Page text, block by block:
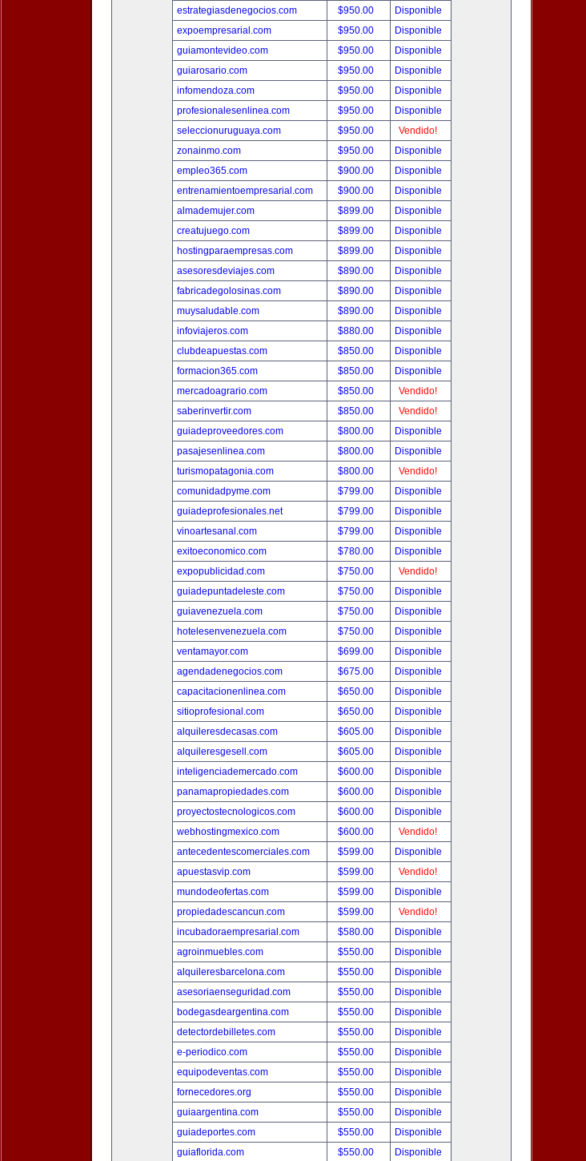
estrategiasdenegocios.com
$950.00
Disponible
expoempresarial.com
$950.00
Disponible
guiamontevideo.com
$950.00
Disponible
guiarosario.com
$950.00
Disponible
infomendoza.com
$950.00
Disponible
profesionalesenlinea.com
$950.00
Disponible
seleccionuruguaya.com
$950.00
Vendido!
zonainmo.com
$950.00
Disponible
empleo365.com
$900.00
Disponible
entrenamientoempresarial.com
$900.00
Disponible
almademujer.com
$899.00
Disponible
creatujuego.com
$899.00
Disponible
hostingparaempresas.com
$899.00
Disponible
asesoresdeviajes.com
$890.00
Disponible
fabricadegolosinas.com
$890.00
Disponible
muysaludable.com
$890.00
Disponible
infoviajeros.com
$880.00
Disponible
clubdeapuestas.com
$850.00
Disponible
formacion365.com
$850.00
Disponible
mercadoagrario.com
$850.00
Vendido!
saberinvertir.com
$850.00
Vendido!
guiadeproveedores.com
$800.00
Disponible
pasajesenlinea.com
$800.00
Disponible
turismopatagonia.com
$800.00
Vendido!
comunidadpyme.com
$799.00
Disponible
guiadeprofesionales.net
$799.00
Disponible
vinoartesanal.com
$799.00
Disponible
exitoeconomico.com
$780.00
Disponible
expopublicidad.com
$750.00
Vendido!
guiadepuntadeleste.com
$750.00
Disponible
guiavenezuela.com
$750.00
Disponible
hotelesenvenezuela.com
$750.00
Disponible
ventamayor.com
$699.00
Disponible
agendadenegocios.com
$675.00
Disponible
capacitacionenlinea.com
$650.00
Disponible
sitioprofesional.com
$650.00
Disponible
alquileresdecasas.com
$605.00
Disponible
alquileresgesell.com
$605.00
Disponible
inteligenciademercado.com
$600.00
Disponible
panamapropiedades.com
$600.00
Disponible
proyectostecnologicos.com
$600.00
Disponible
webhostingmexico.com
$600.00
Vendido!
antecedentescomerciales.com
$599.00
Disponible
apuestasvip.com
$599.00
Vendido!
mundodeofertas.com
$599.00
Disponible
propiedadescancun.com
$599.00
Vendido!
incubadoraempresarial.com
$580.00
Disponible
agroinmuebles.com
$550.00
Disponible
alquileresbarcelona.com
$550.00
Disponible
asesoriaenseguridad.com
$550.00
Disponible
bodegasdeargentina.com
$550.00
Disponible
detectordebilletes.com
$550.00
Disponible
e-periodico.com
$550.00
Disponible
equipodeventas.com
$550.00
Disponible
fornecedores.org
$550.00
Disponible
guiaargentina.com
$550.00
Disponible
guiadeportes.com
$550.00
Disponible
guiaflorida.com
$550.00 Disponible